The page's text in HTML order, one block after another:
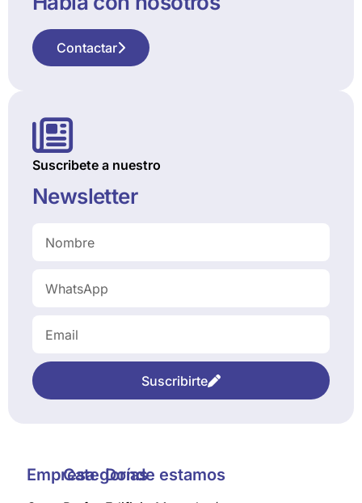
Contactar
Suscribete a nuestro
Newsletter
Suscribirte
EmpresaCategoríasDonde estamos